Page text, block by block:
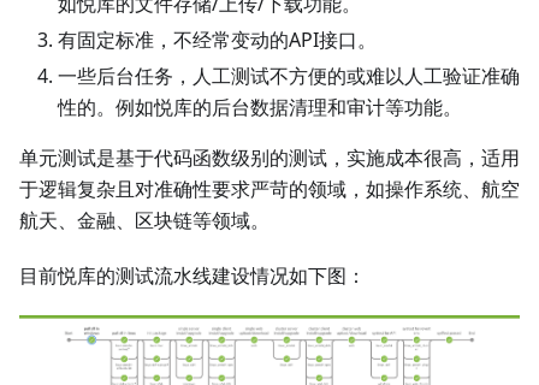
有固定标准，不经常变动的API接口。
一些后台任务，人工测试不方便的或难以人工验证准确
性的。例如悦库的后台数据清理和审计等功能。
单元测试是基于代码函数级别的测试，实施成本很高，适用
于逻辑复杂且对准确性要求严苛的领域，如操作系统、航空
航天、金融、区块链等领域。
目前悦库的测试流水线建设情况如下图：